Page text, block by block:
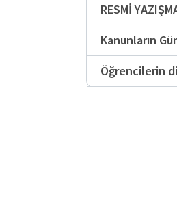
RESMİ
Kanunların
Öğrencilerin